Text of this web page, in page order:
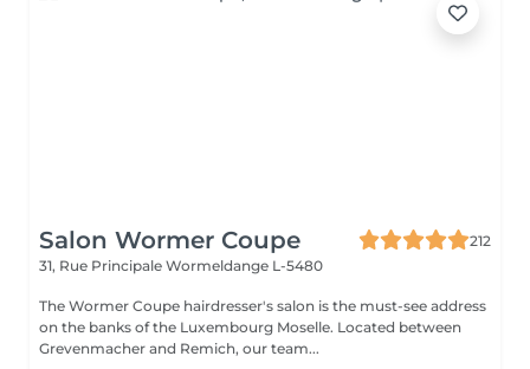
Salon Wormer Coupe
212
31, Rue Principale Wormeldange L-5480
The Wormer Coupe hairdresser's salon is the must-see address
on the banks of the Luxembourg Moselle. Located between
Grevenmacher and Remich, our team...